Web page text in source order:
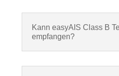
Kann easyAIS Class B
empfangen?